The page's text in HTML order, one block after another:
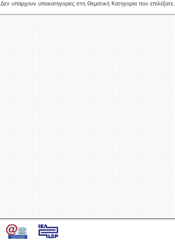
Δεν υπάρχουν υποκατηγορίες στη Θεματική Κατηγορία που επιλέξατε.